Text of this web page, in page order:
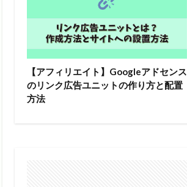
【アフィリエイト】Googleアドセンス
のリンク広告ユニットの作り方と配置
方法